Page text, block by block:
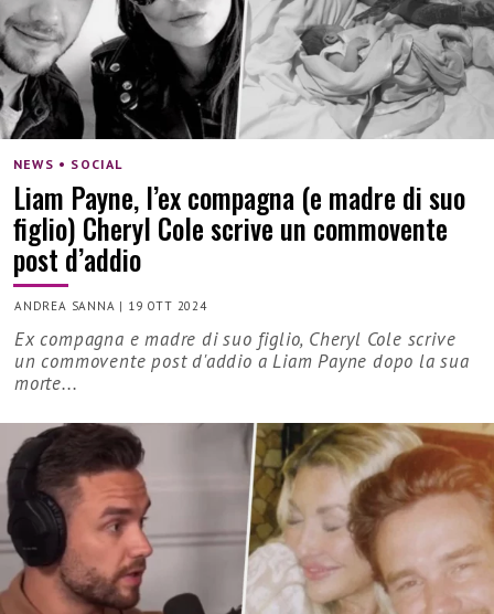
NEWS • SOCIAL
Liam Payne, l’ex compagna (e madre di suo
figlio) Cheryl Cole scrive un commovente
post d’addio
ANDREA SANNA | 19 OTT 2024
Ex compagna e madre di suo figlio, Cheryl Cole scrive
un commovente post d'addio a Liam Payne dopo la sua
morte...